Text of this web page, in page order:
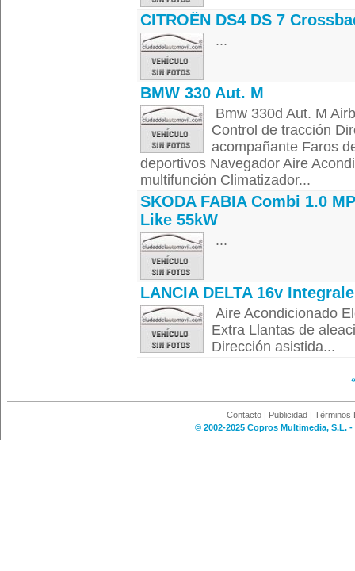
CITROËN DS4 DS 7
...
BMW 330 Aut. M
Bmw 330d Aut. M
Control de tracción
acompañante Faros
deportivos Navegador Aire
multifunción Climatizador...
SKODA FABIA Combi 1.0
Like 55kW
...
LANCIA DELTA 16v Integrale
Aire Acondicionado
Extra Llantas de
Dirección asistida...
Contacto | Publicidad | Términos
© 2002-2025 Copros Multimedia, S.L.